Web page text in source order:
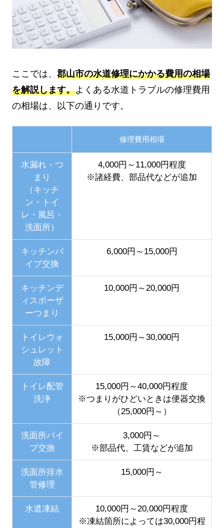
ここでは、 郡山市の水道修理にかかる費用の相場
を解説します。よくある水道トラブルの修理費用
の相場は、以下の通りです。
修理費用相場
水漏れ・つ
まり
（キッチ
ン・トイ
レ・風呂・
洗面所）
4,000円～11,000円程度
※諸経費、部品代などが追加
キッチンパ
イプ交換
6,000円～15,000円
キッチンデ
ィスポーザ
ーつまり
10,000円～20,000円
トイレウォ
シュレット
故障
15,000円～30,000円
トイレ配管
洗浄
15,000円～40,000円程度
※つまりがひどいときは便器交換
（25,000円～）
洗面所パイ
プ交換
3,000円～
※部品代、工賃などが追加
洗面所排水
管修理
15,000円～
水道凍結
10,000円～20,000円程度
※凍結箇所によっては30,000円程